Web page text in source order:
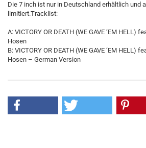
Die 7 inch ist nur in Deutschland erhältlich und
limitiert.Tracklist:
A: VICTORY OR DEATH (WE GAVE ‘EM HELL)
Hosen
B: VICTORY OR DEATH (WE GAVE ‘EM HELL)
Hosen – German Version